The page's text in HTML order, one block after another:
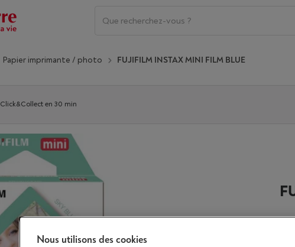
Papier imprimante / photo FUJIFILM INSTAX MINI FILM BLUE
Click&Collect en 30 min
Nous utilisons des cookies